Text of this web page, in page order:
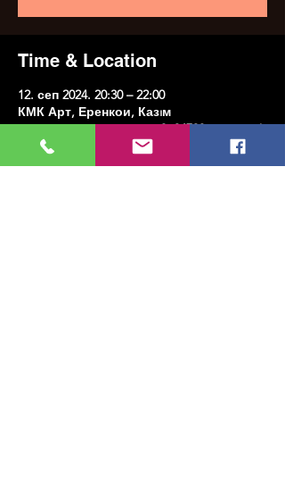
Time & Location
12. сеп 2024. 20:30 – 22:00
КМК Арт, Еренкои, Казıм
Карабекирпаса Ст. Но:8, 34738 Кадıкои/
Истанбул, Туркиие